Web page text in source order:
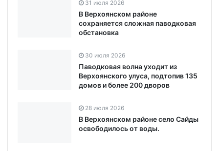
31 июля 2026
В Верхоянском районе
сохраняется сложная паводковая
обстановка
30 июля 2026
Паводковая волна уходит из
Верхоянского улуса, подтопив 135
домов и более 200 дворов
28 июля 2026
В Верхоянском районе село Сайды
освободилось от воды.